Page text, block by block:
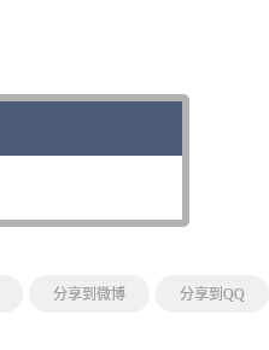
分享到微博 分享到QQ